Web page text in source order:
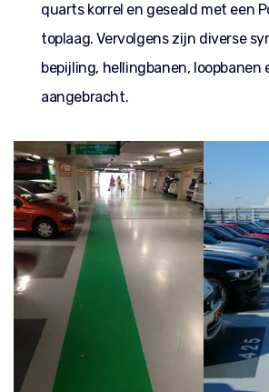
quarts korrel en geseald met een
toplaag. Vervolgens zijn diverse
bepijling, hellingbanen, loopbanen
aangebracht.